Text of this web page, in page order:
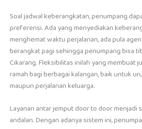
Soal jadwal keberangkatan, penumpang
preferensi. Ada yang menyediakan
menghemat waktu perjalanan, ada pula
berangkat pagi sehingga penumpang bisa
Cikarang. Fleksibilitas inilah yang membuat
ramah bagi berbagai kalangan, baik untuk
maupun perjalanan keluarga.
Layanan antar jemput door to door menjadi
andalan. Dengan adanya sistem ini,